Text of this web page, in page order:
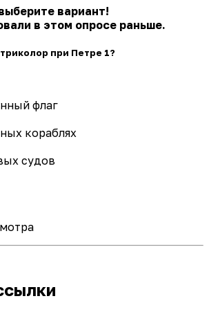
вариант!
в этом опросе раньше.
при Петре 1?
флаг
кораблях
судов